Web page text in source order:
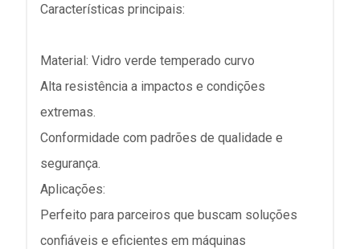
Características principais:
Material: Vidro verde temperado curvo
Alta resistência a impactos e condições
extremas.
Conformidade com padrões de qualidade e
segurança.
Aplicações:
Perfeito para parceiros que buscam soluções
confiáveis e eficientes em máquinas